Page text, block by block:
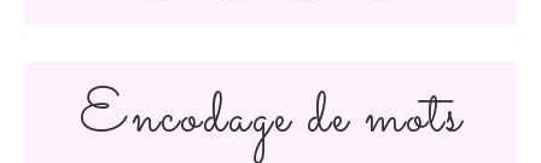
Encodage de mots